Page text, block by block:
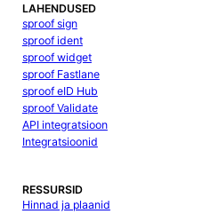
LAHENDUSED
sproof sign
sproof ident
sproof widget
sproof Fastlane
sproof eID Hub
sproof Validate
API integratsioon
Integratsioonid
RESSURSID
Hinnad ja plaanid